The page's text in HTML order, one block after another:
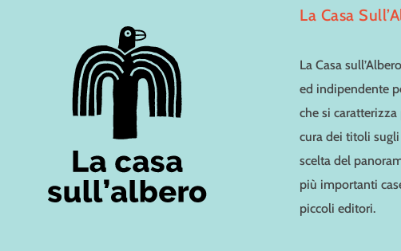
La Casa
La Casa
ed indipendente
che si
cura dei titoli
scelta del
più importanti
piccoli editori.